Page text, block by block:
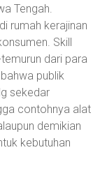
Tengah.
rumah kerajinan
Skill
dari para
publik
sekedar
contohnya alat
demikian
kebutuhan